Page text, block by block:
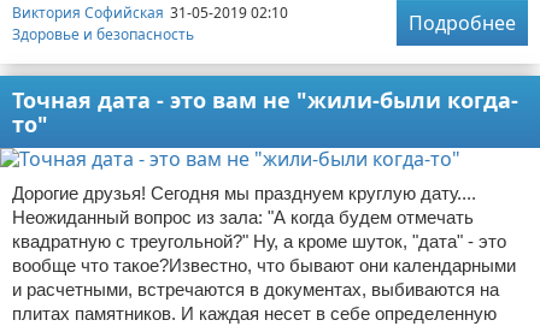
Виктория Софийская 31-05-2019 02:10
Здоровье и безопасность
Подробнее
Точная дата - это вам не "жили-были когда-
то"
Дорогие друзья! Сегодня мы празднуем круглую дату....
Неожиданный вопрос из зала: "А когда будем отмечать
квадратную с треугольной?" Ну, а кроме шуток, "дата" - это
вообще что такое?Известно, что бывают они календарными
и расчетными, встречаются в документах, выбиваются на
плитах памятников. И каждая несет в себе определенную